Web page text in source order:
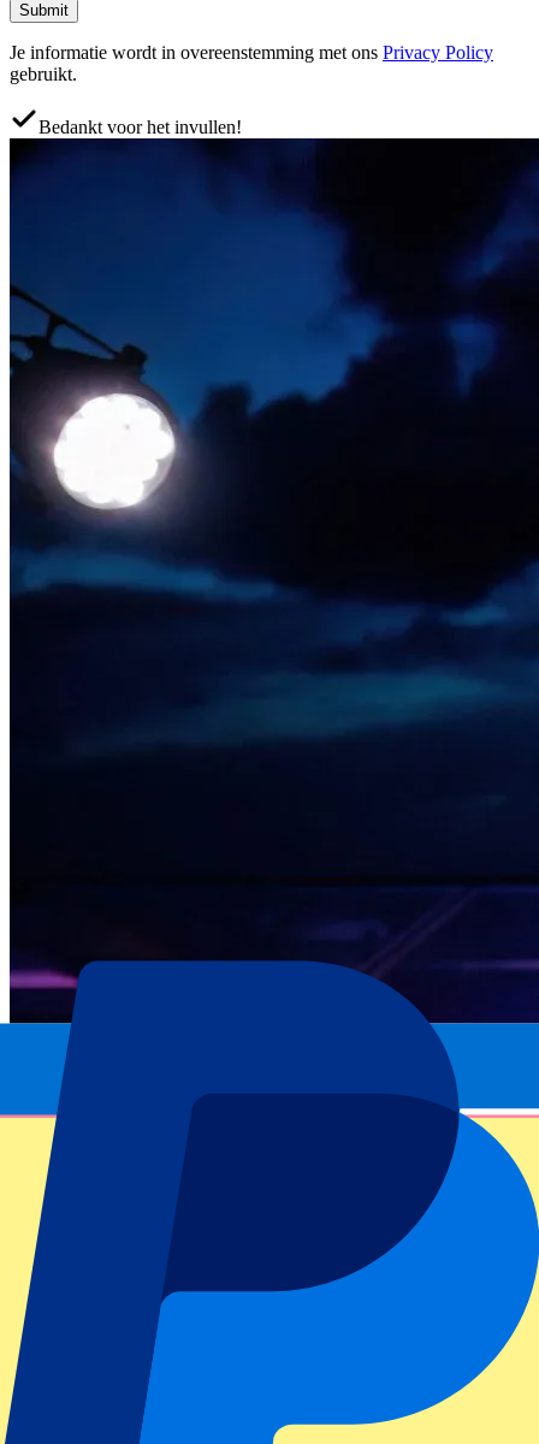
Submit
Je informatie wordt in overeenstemming met ons Privacy Policy
gebruikt.
Bedankt voor het invullen!